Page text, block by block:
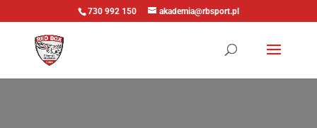
730 992 150 akademia@rbsport.pl